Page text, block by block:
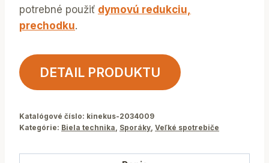
potrebné použiť dymovú redukciu,
prechodku.
DETAIL PRODUKTU
Katalógové číslo: kinekus-2034009
Kategórie: Biela technika Sporáky Veľké spotrebiče